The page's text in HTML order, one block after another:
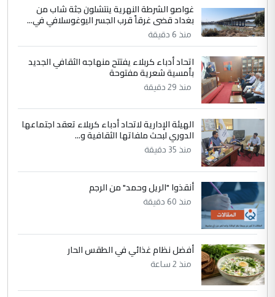
4 يوسف غزوان عصمت
التعليق : بكالوريوس فيزياء طبية متزوج و
زوجتي أيضا بكالوريوس سكني بغداد أرغب في
إكمال دراستي داخل ...
الموضوع :
السعودية توافق على الاستمرار في
جامعاتها سنويا
عبد الأمير جاسم هليل
التعليق : نحن اباء الطلاب الأوائل على العراق
نتشرف بلقاء السيد احمد الصافي في العتبات
الحسنية لزرع ...
الموضوع :
لدينا اي حساب على الفيس بوك وتويتر
غواصو الشرطة النهرية ينتشلون جثة شاب من
بغداد قضى غرقاً قرب الجسر اليوغوسلافي في...
منذ 6 دقيقة
اتحاد أدباء كربلاء يفتتح منهاجه الثقافي الجديد
بأمسية شعرية مفتوحة
منذ 29 دقيقة
الهيئة الإدارية لاتحاد أدباء كربلاء تعقد اجتماعها
الدوري لبحث ملفاتها الثقافية و...
منذ 35 دقيقة
أنقذوا "الريل وحمد" من الرجم
منذ 60 دقيقة
أفضل نظام غذائي في الطقس الحار
منذ 2 ساعة